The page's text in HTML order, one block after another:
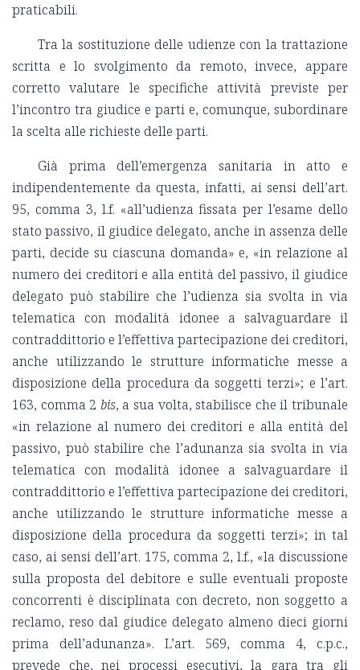
praticabili.
Tra la sostituzione delle udienze con la trattazione
scritta e lo svolgimento da remoto, invece, appare
corretto valutare le specifiche attività previste per
l’incontro tra giudice e parti e, comunque, subordinare
la scelta alle richieste delle parti.
Già prima dell’emergenza sanitaria in atto e
indipendentemente da questa, infatti, ai sensi dell’art.
95, comma 3, l.f. «all’udienza fissata per l’esame dello
stato passivo, il giudice delegato, anche in assenza delle
parti, decide su ciascuna domanda» e, «in relazione al
numero dei creditori e alla entità del passivo, il giudice
delegato può stabilire che l’udienza sia svolta in via
telematica con modalità idonee a salvaguardare il
contraddittorio e l’effettiva partecipazione dei creditori,
anche utilizzando le strutture informatiche messe a
disposizione della procedura da soggetti terzi»; e l’art.
163, comma 2 bis, a sua volta, stabilisce che il tribunale
«in relazione al numero dei creditori e alla entità del
passivo, può stabilire che l’adunanza sia svolta in via
telematica con modalità idonee a salvaguardare il
contraddittorio e l’effettiva partecipazione dei creditori,
anche utilizzando le strutture informatiche messe a
disposizione della procedura da soggetti terzi»; in tal
caso, ai sensi dell’art. 175, comma 2, l.f., «la discussione
sulla proposta del debitore e sulle eventuali proposte
concorrenti è disciplinata con decreto, non soggetto a
reclamo, reso dal giudice delegato almeno dieci giorni
prima dell’adunanza». L’art. 569, comma 4, c.p.c.,
prevede che, nei processi esecutivi, la gara tra gli